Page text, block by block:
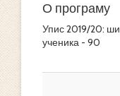
О програму
Упис 2019/20:
ученика - 90